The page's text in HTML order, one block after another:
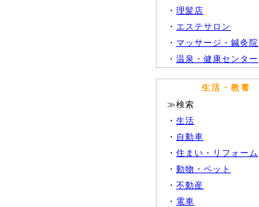
・ 理髪店
・ エステサロン
・ マッサージ・鍼灸院
・ 温泉・健康センター
生活・教養
≫検索
・ 生活
・ 自動車
・ 住まい・リフォーム
・ 動物・ペット
・ 不動産
・ 電車